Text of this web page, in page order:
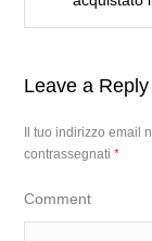
Leave a Reply
Il tuo indirizzo email
contrassegnati*
Comment